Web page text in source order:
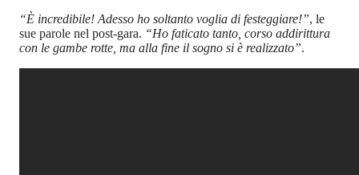
“È incredibile! Adesso ho soltanto voglia di festeggiare!”, le
sue parole nel post-gara. “Ho faticato tanto, corso addirittura
con le gambe rotte, ma alla fine il sogno si è realizzato”.